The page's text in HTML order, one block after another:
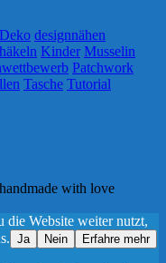
Deko designnähen
häkeln Kinder Musselin
Patchwork
Tasche Tutorial
with love
die Website weiter nutzt,
Ja Nein Erfahre mehr